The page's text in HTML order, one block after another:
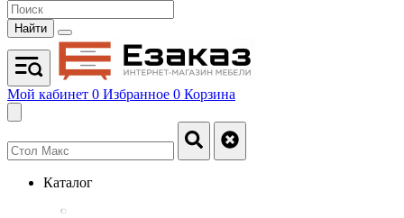
Найти
Мой кабинет 0 Избранное 0 Корзина
Каталог